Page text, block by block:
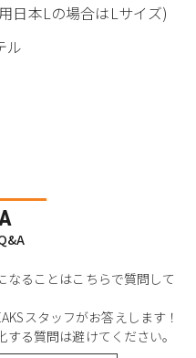
日本Lの場合はLサイズ)
ル
なることはこちらで質問して
スタッフがお答えします！
る質問は避けてください。